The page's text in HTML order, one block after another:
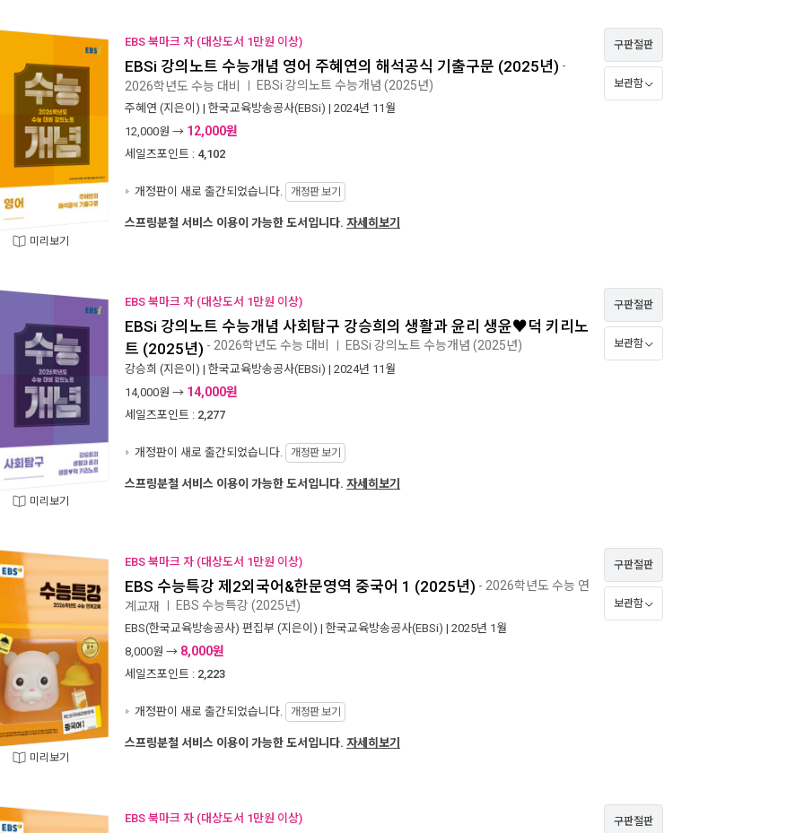
미리보기
EBS 북마크 자 (대상도서 1만원 이상)
EBSi 강의노트 수능개념 영어 주혜연의 해석공식 기출구문 (2025년) -
2026학년도 수능 대비 EBSi 강의노트 수능개념 (2025년)
주혜연 (지은이) | 한국교육방송공사(EBSi) | 2024년 11월
12,000원 → 12,000원
세일즈포인트 : 4,102
개정판이 새로 출간되었습니다. 개정판 보기
구판절판
보관함
스프링분철 서비스 이용이 가능한 도서입니다. 자세히보기
미리보기
EBS 북마크 자 (대상도서 1만원 이상)
EBSi 강의노트 수능개념 사회탐구 강승희의 생활과 윤리 생윤♥덕 키리노
트 (2025년) - 2026학년도 수능 대비 EBSi 강의노트 수능개념 (2025년)
강승희 (지은이) | 한국교육방송공사(EBSi) | 2024년 11월
14,000원 → 14,000원
세일즈포인트 : 2,277
개정판이 새로 출간되었습니다. 개정판 보기
구판절판
보관함
스프링분철 서비스 이용이 가능한 도서입니다. 자세히보기
미리보기
EBS 북마크 자 (대상도서 1만원 이상)
EBS 수능특강 제2외국어&한문영역 중국어 1 (2025년) - 2026학년도 수능 연
계교재 EBS 수능특강 (2025년)
EBS(한국교육방송공사) 편집부 (지은이) | 한국교육방송공사(EBSi) | 2025년 1월
8,000원 → 8,000원
세일즈포인트 : 2,223
개정판이 새로 출간되었습니다. 개정판 보기
구판절판
보관함
스프링분철 서비스 이용이 가능한 도서입니다. 자세히보기
EBS 북마크 자 (대상도서 1만원 이상) 구판절판